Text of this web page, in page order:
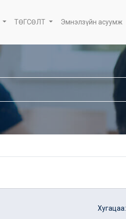
ТӨГСӨЛТ Эмнэлзүйн асуумж
Хугацаа: